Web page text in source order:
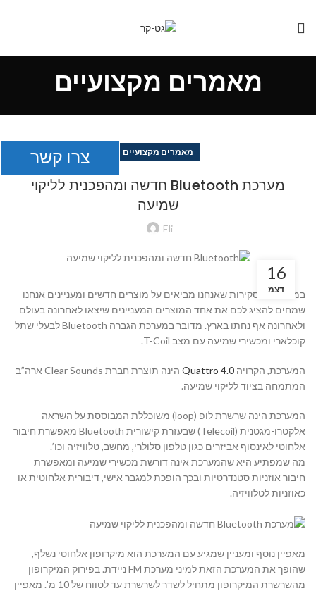
מאמרים מקצועיים
מאמרים מקצועיים
מערכת Bluetooth חדשה ומהפכנית לליקוי
שמיעה
Eli
16
דצמ
במסגירת הסקירות שאנחנו מביאים על מוצרים חדשים ומעניינים אנחנו
שמחים להציג לכם את אחד המוצרים המעניינים שיצאו לאחרונה בעולם
ולאחרונה אף נחתו בארץ. מדובר במערכת הגברה Bluetoothלבעלי שתל
קוכלארי ומכשירי שמיעה עם מצב T-Coil
.
המערכת, הקרויה Quattro 4.0 הינה תוצרת חברת Clear Soundsארה”ב
המתמחה בציוד לליקוי שמיעה.
המערכת הינה שרשרת לופ (loop) משוכללת המבוססת על השראה
אלקטרו-מגטנית (Telecoil) שבעזרת קישורית Bluetooth מאפשרת חיבור
אלחוטי לאינסוף אביזרים כגון טלפון סלולרי, מחשב, טלוויזיה וכו’.
מה שמפתיע היא שהמערכת אינה דורשת מכשירי שמיעה ומאפשרת
חיבור אוזניות סטנדרטיות ובכך הופכת למגבר אישי, דיבורית אלחוטית או
כאוזניות לטלוויזיה.
מאפיין נוסף ומעניין שמגיע עם המערכת הוא מיקרופון אלחוטי נשלף,
שהופך את המערכת הזאת למיני מערכת FMניידת. בפירוק המיקרופון
מהשרשרת המיקרופון מתחיל לשדר לשרשרת עד לטווח של 10 מ’. מאפיין
צרו קשר